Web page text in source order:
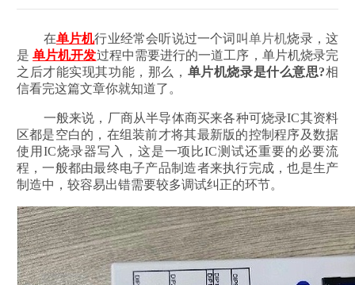
在单片机行业经常会听说过一个词叫单片机烧录，这
是单片机开发过程中需要进行的一道工序，单片机烧录完
之后才能实现其功能，那么， 单片机烧录是什么意思?相
信看完这篇文章你就知道了。
一般来说，厂商从半导体商买来各种可烧录IC其资料
区都是空白的，在组装前才将其最新版的控制程序及数据
使用IC烧录器写入，这是一项比IC测试还重要的必要流
程，一般都由最终电子产品制造者来执行完成，也是生产
制造中，较容易出错需要较多调试纠正的环节。